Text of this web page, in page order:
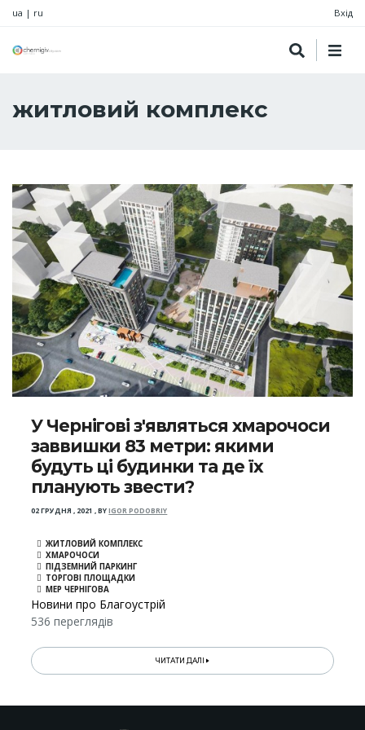
ua | ru Вхід
житловий комплекс
У Чернігові з'являться хмарочоси
заввишки 83 метри: якими
будуть ці будинки та де їх
планують звести?
02 ГРУДНЯ , 2021 ,BYIGOR PODOBRIY
ЖИТЛОВИЙ КОМПЛЕКС
ХМАРОЧОСИ
ПІДЗЕМНИЙ ПАРКИНГ
ТОРГОВІ ПЛОЩАДКИ
МЕР ЧЕРНІГОВА
Новини про Благоустрій
536 переглядів
ЧИТАТИ ДАЛІ